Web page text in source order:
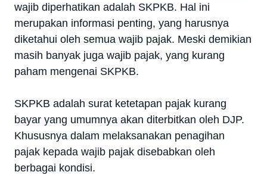
wajib diperhatikan adalah SKPKB. Hal ini
merupakan informasi penting, yang harusnya
diketahui oleh semua wajib pajak. Meski demikian
masih banyak juga wajib pajak, yang kurang
paham mengenai SKPKB.
SKPKB adalah surat ketetapan pajak kurang
bayar yang umumnya akan diterbitkan oleh DJP.
Khususnya dalam melaksanakan penagihan
pajak kepada wajib pajak disebabkan oleh
berbagai kondisi.